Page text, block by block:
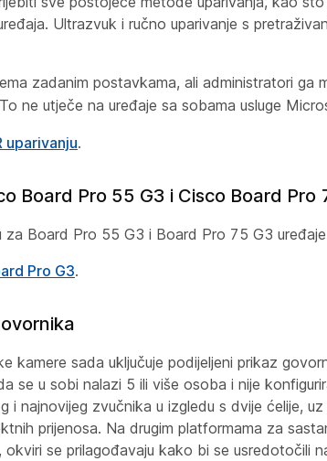
Ultrazvuk i ručno uparivanje s
zadanim postavkama, ali administratori ga
ne utječe na uređaje sa sobama usluge
uparivanju.
Board Pro 55 G3 i Cisco Board Pro
za Board Pro 55 G3 i Board Pro 75 G3
Pro G3.
kamere sada uključuje podijeljeni prikaz
se u sobi nalazi 5 ili više osoba i nije
i najnovijeg zvučnika u izgledu s dvije ćelije,
prijenosa. Na drugim platformama za
okviri se prilagođavaju kako bi se usredotočili